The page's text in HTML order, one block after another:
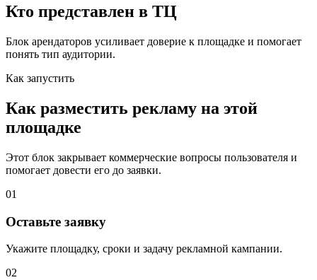
Кто представлен в ТЦ
Блок арендаторов усиливает доверие к площадке и помогает
понять тип аудитории.
Как запустить
Как разместить рекламу на этой
площадке
Этот блок закрывает коммерческие вопросы пользователя и
помогает довести его до заявки.
01
Оставьте заявку
Укажите площадку, сроки и задачу рекламной кампании.
02